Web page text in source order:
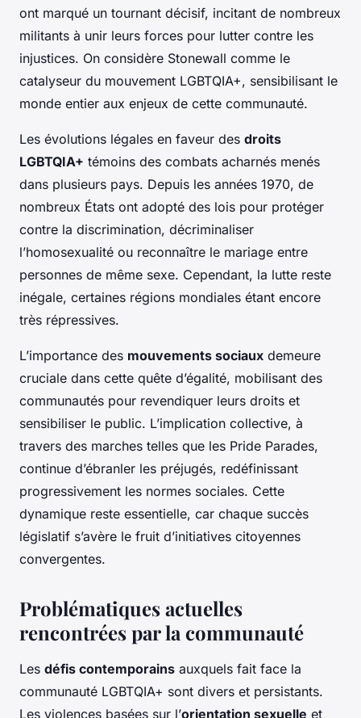
ont marqué un tournant décisif, incitant de nombreux
militants à unir leurs forces pour lutter contre les
injustices. On considère Stonewall comme le
catalyseur du mouvement LGBTQIA+, sensibilisant le
monde entier aux enjeux de cette communauté.
Les évolutions légales en faveur des droits
LGBTQIA+ témoins des combats acharnés menés
dans plusieurs pays. Depuis les années 1970, de
nombreux États ont adopté des lois pour protéger
contre la discrimination, décriminaliser
l’homosexualité ou reconnaître le mariage entre
personnes de même sexe. Cependant, la lutte reste
inégale, certaines régions mondiales étant encore
très répressives.
L’importance des mouvements sociaux demeure
cruciale dans cette quête d’égalité, mobilisant des
communautés pour revendiquer leurs droits et
sensibiliser le public. L’implication collective, à
travers des marches telles que les Pride Parades,
continue d’ébranler les préjugés, redéfinissant
progressivement les normes sociales. Cette
dynamique reste essentielle, car chaque succès
législatif s’avère le fruit d’initiatives citoyennes
convergentes.
Problématiques actuelles
rencontrées par la communauté
Les défis contemporains auxquels fait face la
communauté LGBTQIA+ sont divers et persistants.
Les violences basées sur l’orientation sexuelle et